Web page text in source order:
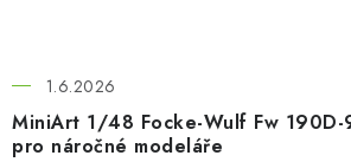
MiniArt 1/48 Focke-Wulf Fw 190D-
pro náročné modeláře
1.6.2026